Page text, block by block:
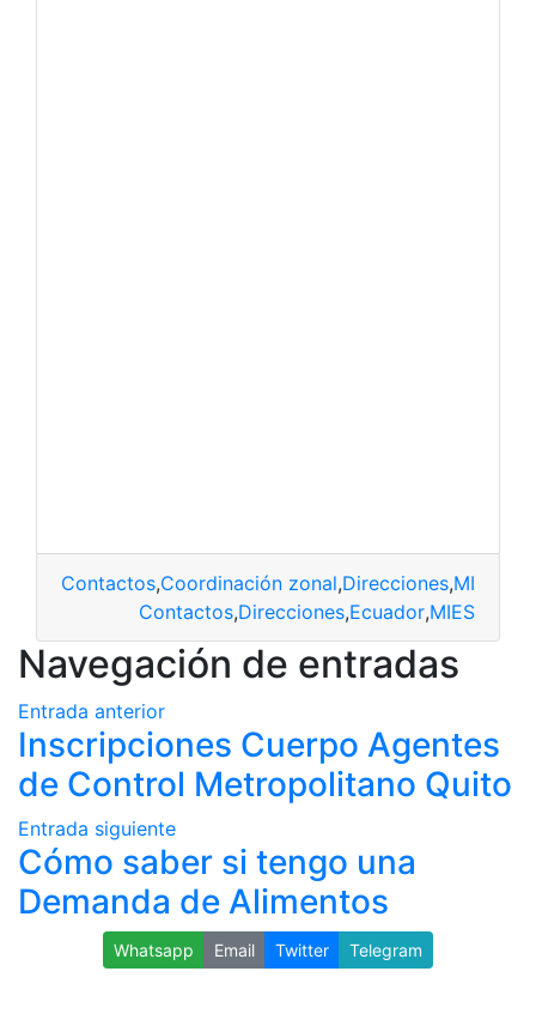
Contactos,Coordinación zonal,Direcciones,MIES
Contactos,Direcciones,Ecuador,MIES
Navegación de entradas
Entrada anterior
Inscripciones Cuerpo Agentes
de Control Metropolitano Quito
Entrada siguiente
Cómo saber si tengo una
Demanda de Alimentos
Whatsapp Email Twitter Telegram